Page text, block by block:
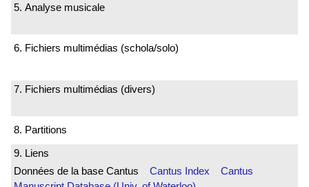
5. Analyse musicale
6. Fichiers multimédias (schola/solo)
7. Fichiers multimédias (divers)
8. Partitions
9. Liens
Données de la base Cantus Cantus Index
Cantus